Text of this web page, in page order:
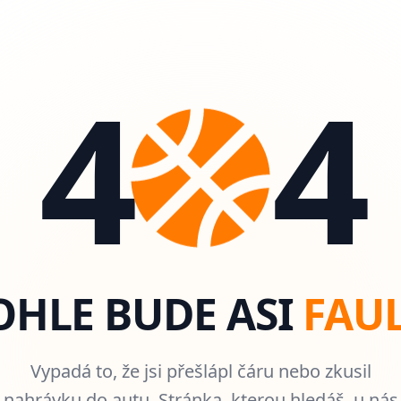
4 4
BUDE ASI
Vypadá to, že jsi přešlápl čáru nebo zkusil